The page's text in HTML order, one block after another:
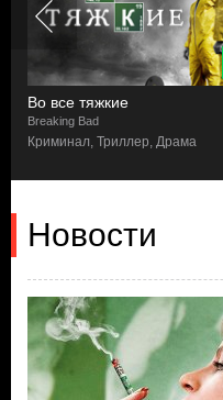
Во все тяжкие
Breaking Bad
Криминал, Триллер, Драма
Новости